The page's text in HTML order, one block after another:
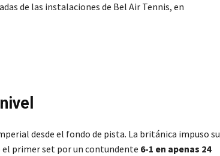
de las instalaciones de Bel Air Tennis, en
desde el fondo de pista. La británica impuso su
primer set por un contundente 6-1 en apenas 24